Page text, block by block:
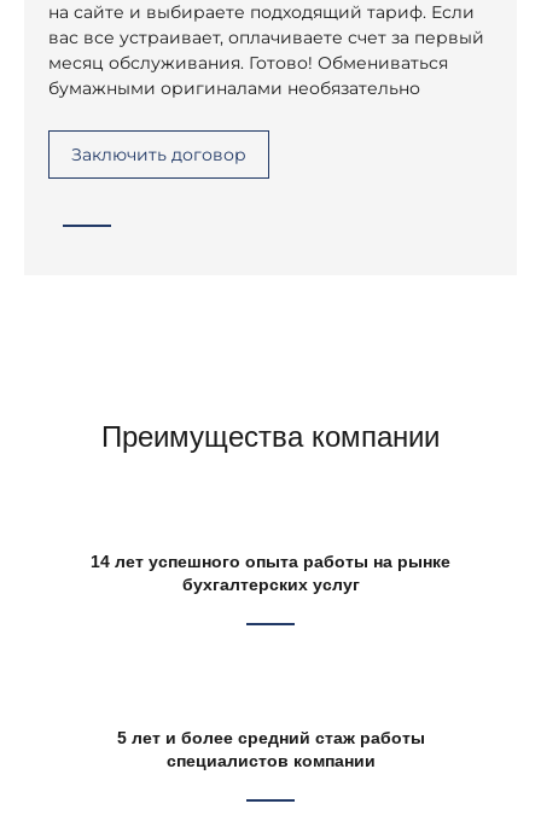
на сайте и выбираете подходящий тариф. Если
вас все устраивает, оплачиваете счет за первый
месяц обслуживания. Готово! Обмениваться
бумажными оригиналами необязательно
Заключить договор
Преимущества компании
14 лет успешного опыта работы на рынке
бухгалтерских услуг
5 лет и более средний стаж работы
специалистов компании